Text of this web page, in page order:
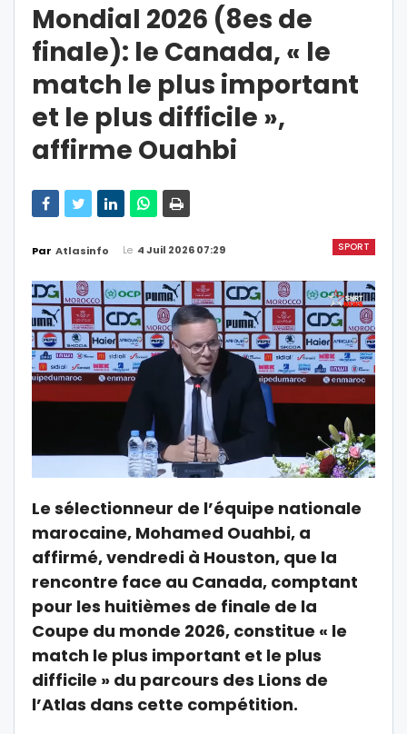
Mondial 2026 (8es de
finale): le Canada, « le
match le plus important
et le plus difficile »,
affirme Ouahbi
SPORT
Par Atlasinfo Le 4 Juil 2026 07:29
Le sélectionneur de l’équipe nationale
marocaine, Mohamed Ouahbi, a
affirmé, vendredi à Houston, que la
rencontre face au Canada, comptant
pour les huitièmes de finale de la
Coupe du monde 2026, constitue « le
match le plus important et le plus
difficile » du parcours des Lions de
l’Atlas dans cette compétition.